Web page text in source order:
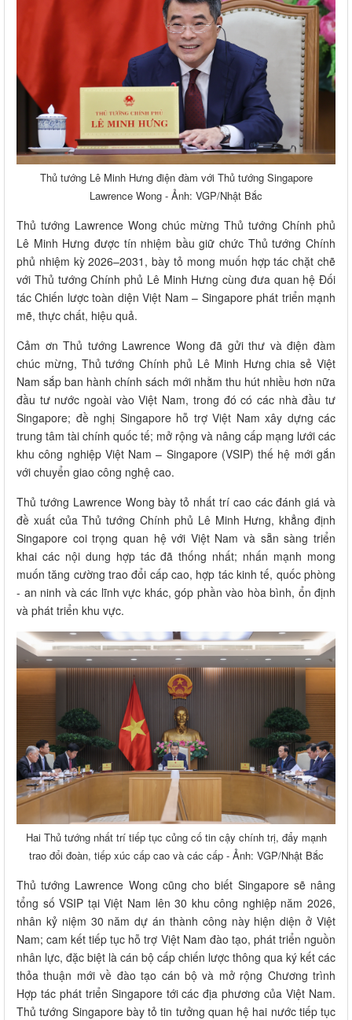
Thủ tướng Lê Minh Hưng điện đàm với Thủ tướng Singapore
Lawrence Wong - Ảnh: VGP/Nhật Bắc
Thủ tướng Lawrence Wong chúc mừng Thủ tướng Chính phủ
Lê Minh Hưng được tín nhiệm bầu giữ chức Thủ tướng Chính
phủ nhiệm kỳ 2026–2031, bày tỏ mong muốn hợp tác chặt chẽ
với Thủ tướng Chính phủ Lê Minh Hưng cùng đưa quan hệ Đối
tác Chiến lược toàn diện Việt Nam – Singapore phát triển mạnh
mẽ, thực chất, hiệu quả.
Cảm ơn Thủ tướng Lawrence Wong đã gửi thư và điện đàm
chúc mừng, Thủ tướng Chính phủ Lê Minh Hưng chia sẻ Việt
Nam sắp ban hành chính sách mới nhằm thu hút nhiều hơn nữa
đầu tư nước ngoài vào Việt Nam, trong đó có các nhà đầu tư
Singapore; đề nghị Singapore hỗ trợ Việt Nam xây dựng các
trung tâm tài chính quốc tế; mở rộng và nâng cấp mạng lưới các
khu công nghiệp Việt Nam – Singapore (VSIP) thế hệ mới gắn
với chuyển giao công nghệ cao.
Thủ tướng Lawrence Wong bày tỏ nhất trí cao các đánh giá và
đề xuất của Thủ tướng Chính phủ Lê Minh Hưng, khẳng định
Singapore coi trọng quan hệ với Việt Nam và sẵn sàng triển
khai các nội dung hợp tác đã thống nhất; nhấn mạnh mong
muốn tăng cường trao đổi cấp cao, hợp tác kinh tế, quốc phòng
- an ninh và các lĩnh vực khác, góp phần vào hòa bình, ổn định
và phát triển khu vực.
Hai Thủ tướng nhất trí tiếp tục củng cố tin cậy chính trị, đẩy mạnh
trao đổi đoàn, tiếp xúc cấp cao và các cấp - Ảnh: VGP/Nhật Bắc
Thủ tướng Lawrence Wong cũng cho biết Singapore sẽ nâng
tổng số VSIP tại Việt Nam lên 30 khu công nghiệp năm 2026,
nhân kỷ niệm 30 năm dự án thành công này hiện diện ở Việt
Nam; cam kết tiếp tục hỗ trợ Việt Nam đào tạo, phát triển nguồn
nhân lực, đặc biệt là cán bộ cấp chiến lược thông qua ký kết các
thỏa thuận mới về đào tạo cán bộ và mở rộng Chương trình
Hợp tác phát triển Singapore tới các địa phương của Việt Nam.
Thủ tướng Singapore bày tỏ tin tưởng quan hệ hai nước tiếp tục